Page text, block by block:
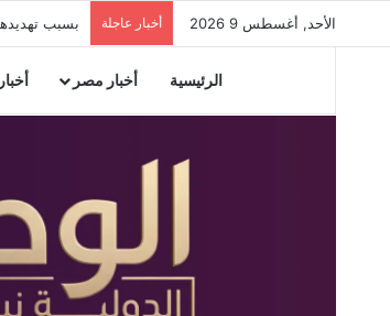
الأحد, أغسطس 9 2026 أخبار عاجلة بسبب تهديدها بنشر صور
الرئيسية أخبار مصر